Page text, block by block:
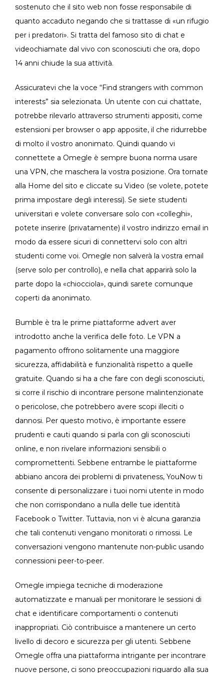
sostenuto che il sito web non fosse responsabile di
quanto accaduto negando che si trattasse di «un rifugio
per i predatori». Si tratta del famoso sito di chat e
videochiamate dal vivo con sconosciuti che ora, dopo
14 anni chiude la sua attività.
Assicuratevi che la voce “Find strangers with common
interests” sia selezionata. Un utente con cui chattate,
potrebbe rilevarlo attraverso strumenti appositi, come
estensioni per browser o app apposite, il che ridurrebbe
di molto il vostro anonimato. Quindi quando vi
connettete a Omegle è sempre buona norma usare
una VPN, che maschera la vostra posizione. Ora tornate
alla Home del sito e cliccate su Video (se volete, potete
prima impostare degli interessi). Se siete studenti
universitari e volete conversare solo con «colleghi»,
potete inserire (privatamente) il vostro indirizzo email in
modo da essere sicuri di connettervi solo con altri
studenti come voi. Omegle non salverà la vostra email
(serve solo per controllo), e nella chat apparirà solo la
parte dopo la «chiocciola», quindi sarete comunque
coperti da anonimato.
Bumble è tra le prime piattaforme advert aver
introdotto anche la verifica delle foto. Le VPN a
pagamento offrono solitamente una maggiore
sicurezza, affidabilità e funzionalità rispetto a quelle
gratuite. Quando si ha a che fare con degli sconosciuti,
si corre il rischio di incontrare persone malintenzionate
o pericolose, che potrebbero avere scopi illeciti o
dannosi. Per questo motivo, è importante essere
prudenti e cauti quando si parla con gli sconosciuti
online, e non rivelare informazioni sensibili o
compromettenti. Sebbene entrambe le piattaforme
abbiano ancora dei problemi di privateness, YouNow ti
consente di personalizzare i tuoi nomi utente in modo
che non corrispondano a nulla delle tue identità
Facebook o Twitter. Tuttavia, non vi è alcuna garanzia
che tali contenuti vengano monitorati o rimossi. Le
conversazioni vengono mantenute non-public usando
connessioni peer-to-peer.
Omegle impiega tecniche di moderazione
automatizzate e manuali per monitorare le sessioni di
chat e identificare comportamenti o contenuti
inappropriati. Ciò contribuisce a mantenere un certo
livello di decoro e sicurezza per gli utenti. Sebbene
Omegle offra una piattaforma intrigante per incontrare
nuove persone, ci sono preoccupazioni riguardo alla sua